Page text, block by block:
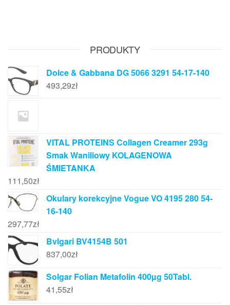
PRODUKTY
Dolce & Gabbana DG 5066 3291 54-17-140
493,29zł
VITAL PROTEINS Collagen Creamer 293g
Smak Waniliowy KOLAGENOWA
ŚMIETANKA
111,50zł
Okulary korekcyjne Vogue VO 4195 280 54-
16-140
297,77zł
Bvlgari BV4154B 501
837,00zł
Solgar Folian Metafolin 400µg 50Tabl.
41,55zł